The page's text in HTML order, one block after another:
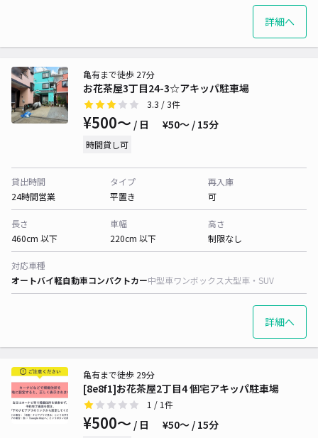
詳細へ
お花茶屋3丁目24-3☆アキッパ駐車場
亀有まで徒歩 27分
3.3 / 3件
¥500〜 / 日 ¥50〜 / 15分
時間貸し可
貸出時間
24時間営業
タイプ
平置き
再入庫
可
長さ
460cm 以下
車幅
220cm 以下
高さ
制限なし
対応車種
オートバイ軽自動車コンパクトカー中型車ワンボックス大型車・SUV
詳細へ
[8e8f1]お花茶屋2丁目4 個宅アキッパ駐車場
亀有まで徒歩 29分
1 / 1件
¥500〜 / 日 ¥50〜 / 15分